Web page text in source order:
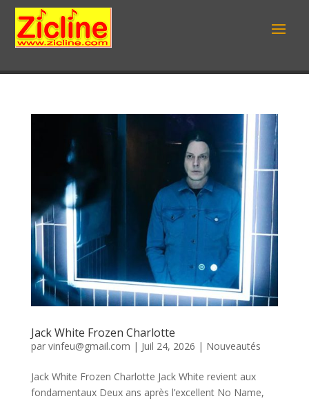
Jack White Frozen Charlotte
par vinfeu@gmail.com | Juil 24, 2026 | Nouveautés
Jack White Frozen Charlotte Jack White revient aux
fondamentaux Deux ans après l’excellent No Name,